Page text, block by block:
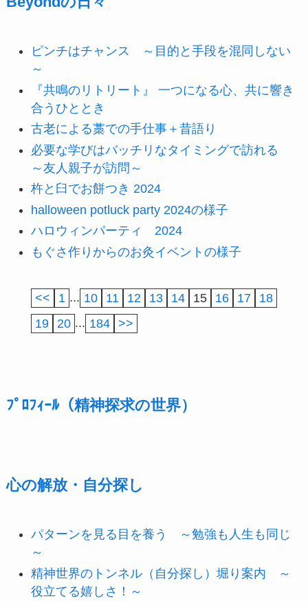
ピンチはチャンス ～目的と手段を混同しない
～
『共鳴のリトリート』 一つになる心、共に響き
合うひととき
古老による藁での手仕事＋昔語り
必要な学びはバッチリなタイミングで訪れる
～友人親子が訪問～
杵と臼でお餅つき 2024
halloween potluck party 2024の様子
ハロウィンパーティ 2024
もぐさ作りからのお灸イベントの様子
<< 1 ... 10 11 12 13 14 15 16 17
18
19
20 ... 184 >>
ﾌﾟﾛﾌｨｰﾙ（精神探求の世界）
心の解放・自分探し
パターンを見る目を養う ～勉強も人生も同じ
～
精神世界のトンネル（自分探し）堀り案内 ～
役立てる嬉しさ！～